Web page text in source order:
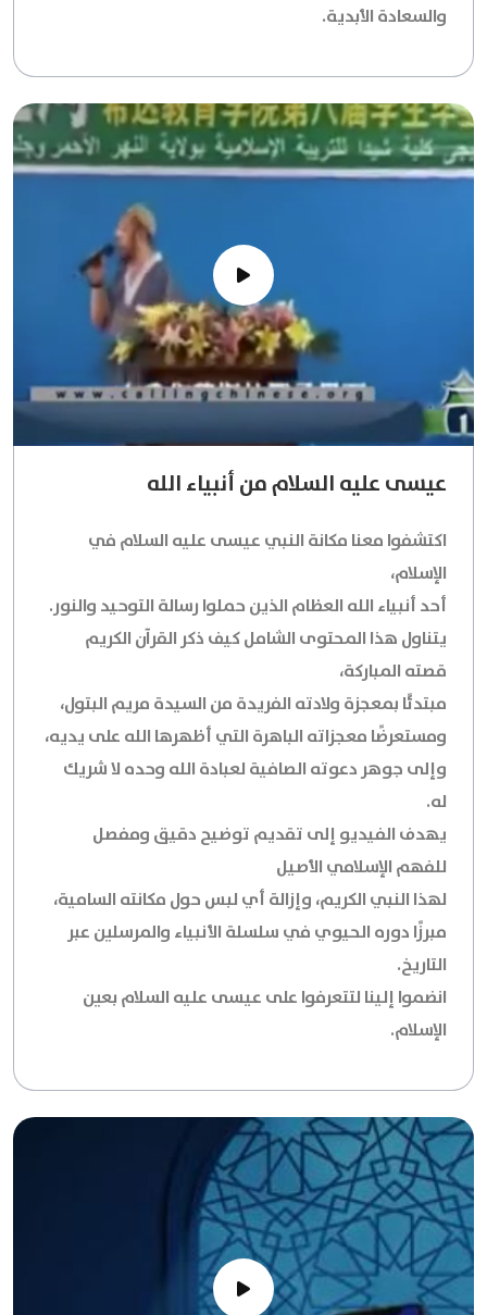
والسعادة الأبدية.
عيسى عليه السلام من أنبياء الله
اكتشفوا معنا مكانة النبي عيسى عليه السلام في
الإسلام،
أحد أنبياء الله العظام الذين حملوا رسالة التوحيد والنور.
يتناول هذا المحتوى الشامل كيف ذكر القرآن الكريم
قصته المباركة،
مبتدئًا بمعجزة ولادته الفريدة من السيدة مريم البتول،
ومستعرضًا معجزاته الباهرة التي أظهرها الله على يديه،
وإلى جوهر دعوته الصافية لعبادة الله وحده لا شريك
له.
يهدف الفيديو إلى تقديم توضيح دقيق ومفصل
للفهم الإسلامي الأصيل
لهذا النبي الكريم، وإزالة أي لبس حول مكانته السامية،
مبرزًا دوره الحيوي في سلسلة الأنبياء والمرسلين عبر
التاريخ.
انضموا إلينا لتتعرفوا على عيسى عليه السلام بعين
الإسلام.